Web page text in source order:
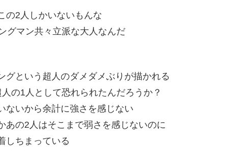
の2人しかいないもんな
グマン共々立派な大人なんだ
グという超人のダメダメぶりが描かれる
の1人として恐れられたんだろうか？
ないから余計に強さを感じない
あの2人はそこまで弱さを感じないのに
しちまっている